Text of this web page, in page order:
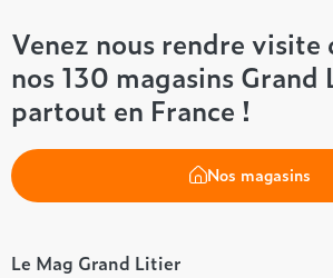
Venez nous rendre visite
nos 130 magasins Grand
partout en France !
Nos magasins
Le Mag Grand Litier